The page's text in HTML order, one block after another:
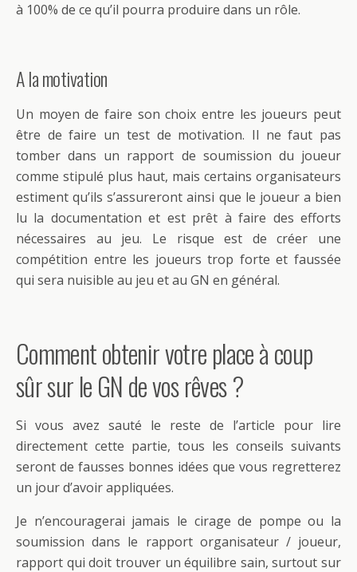
à 100% de ce qu’il pourra produire dans un rôle.
A la motivation
Un moyen de faire son choix entre les joueurs peut
être de faire un test de motivation. Il ne faut pas
tomber dans un rapport de soumission du joueur
comme stipulé plus haut, mais certains organisateurs
estiment qu’ils s’assureront ainsi que le joueur a bien
lu la documentation et est prêt à faire des efforts
nécessaires au jeu. Le risque est de créer une
compétition entre les joueurs trop forte et faussée
qui sera nuisible au jeu et au GN en général.
Comment obtenir votre place à coup
sûr sur le GN de vos rêves ?
Si vous avez sauté le reste de l’article pour lire
directement cette partie, tous les conseils suivants
seront de fausses bonnes idées que vous regretterez
un jour d’avoir appliquées.
Je n’encouragerai jamais le cirage de pompe ou la
soumission dans le rapport organisateur / joueur,
rapport qui doit trouver un équilibre sain, surtout sur